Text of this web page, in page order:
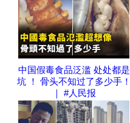
中国假毒食品泛滥 处处都是
坑 ！ 骨头不知过了多少手！
｜ #人民报